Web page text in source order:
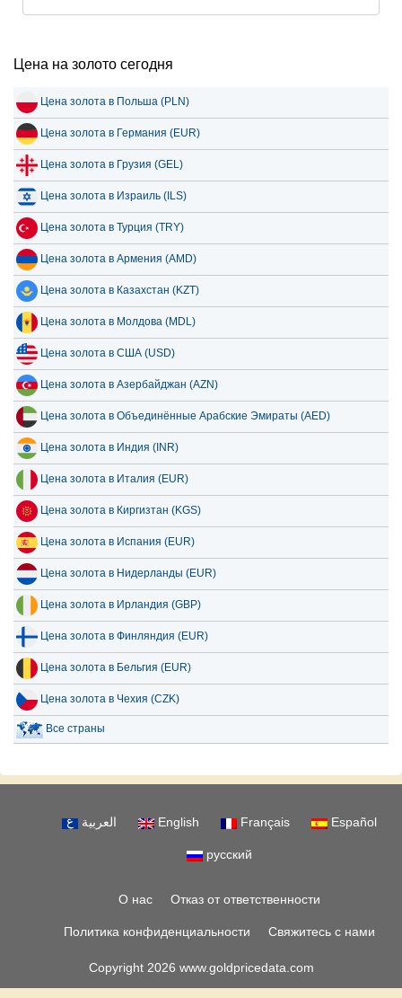
Цена на золото сегодня
Цена золота в Польша (PLN)
Цена золота в Германия (EUR)
Цена золота в Грузия (GEL)
Цена золота в Израиль (ILS)
Цена золота в Турция (TRY)
Цена золота в Армения (AMD)
Цена золота в Казахстан (KZT)
Цена золота в Молдова (MDL)
Цена золота в США (USD)
Цена золота в Азербайджан (AZN)
Цена золота в Объединённые Арабские Эмираты (AED)
Цена золота в Индия (INR)
Цена золота в Италия (EUR)
Цена золота в Киргизтан (KGS)
Цена золота в Испания (EUR)
Цена золота в Нидерланды (EUR)
Цена золота в Ирландия (GBP)
Цена золота в Финляндия (EUR)
Цена золота в Бельгия (EUR)
Цена золота в Чехия (CZK)
Все страны
العربية English Français Español
русский
О нас Отказ от ответственности
Политика конфиденциальности Свяжитесь с нами
Copyright 2026 www.goldpricedata.com